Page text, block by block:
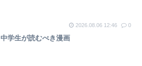
2026.08.06 12:46 0
中学生が読むべき漫画